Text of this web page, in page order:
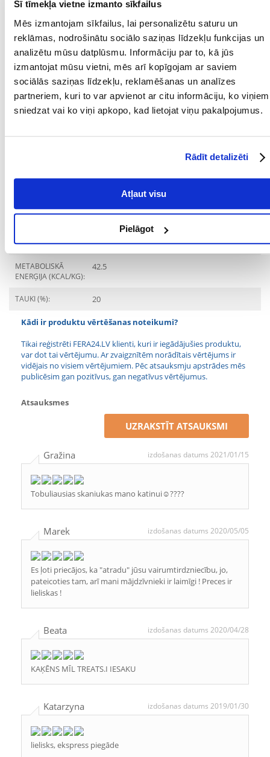
Šī tīmekļa vietne izmanto sīkfailus
Mēs izmantojam sīkfailus, lai personalizētu saturu un
reklāmas, nodrošinātu sociālo saziņas līdzekļu funkcijas un
analizētu mūsu datplūsmu. Informāciju par to, kā jūs
izmantojat mūsu vietni, mēs arī kopīgojam ar saviem
sociālās saziņas līdzekļu, reklamēšanas un analīzes
partneriem, kuri to var apvienot ar citu informāciju, ko viņiem
sniedzat vai ko viņi apkopo, kad lietojat viņu pakalpojumus.
Rādīt detalizēti
Atļaut visu
Pielāgot
SUGA:
PRODUCENT: DREAMIES
Mērķis
DZĪVES POSMS: Pieaudzis
KURAM
Kaķis
VECUMS NO:
Sastāvdaļas
(%):
METABOLISKĀ
ENERĢIJA (KCAL/KG):
42.5
TAUKI (%): 20
Kādi ir produktu vērtēšanas noteikumi?
Tikai reģistrēti FERA24.LV klienti, kuri ir iegādājušies produktu,
var dot tai vērtējumu. Ar zvaigznītēm norādītais vērtējums ir
vidējais no visiem vērtējumiem. Pēc atsauksmju apstrādes mēs
publicēsim gan pozitīvus, gan negatīvus vērtējumus.
Atsauksmes
UZRAKSTĪT ATSAUKSMI
Gražina izdošanas datums 2021/01/15
Tobuliausias skaniukas mano katinui☺????
Marek izdošanas datums 2020/05/05
Es ļoti priecājos, ka "atradu" jūsu vairumtirdzniecību, jo,
pateicoties tam, arī mani mājdzīvnieki ir laimīgi ! Preces ir
lieliskas !
Beata izdošanas datums 2020/04/28
KAĶĒNS MĪL TREATS.I IESAKU
Katarzyna izdošanas datums 2019/01/30
lielisks, ekspress piegāde